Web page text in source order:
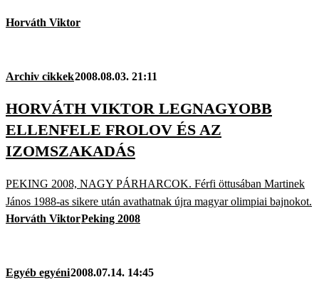
Horváth Viktor
Archiv cikkek2008.08.03. 21:11
HORVÁTH VIKTOR LEGNAGYOBB
ELLENFELE FROLOV ÉS AZ
IZOMSZAKADÁS
PEKING 2008, NAGY PÁRHARCOK. Férfi öttusában Martinek
János 1988-as sikere után avathatnak újra magyar olimpiai bajnokot.
Horváth ViktorPeking 2008
Egyéb egyéni2008.07.14. 14:45